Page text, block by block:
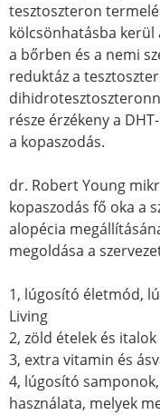
tesztoszteron
kölcsönhatásba kerül
a bőrben és a nemi
reduktáz a
része érzékeny a
a kopaszodás.
dr. Robert Young
kopaszodás fő oka a
alopécia
megoldása a
1, lúgosító életmód,
Living
2, zöld ételek és
3, extra vitamin és
4, lúgosító
használata, melyek